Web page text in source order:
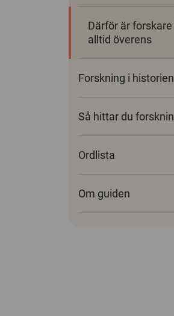
Därför är
alltid överens
Forskning i historien
Så hittar du
Ordlista
Om guiden